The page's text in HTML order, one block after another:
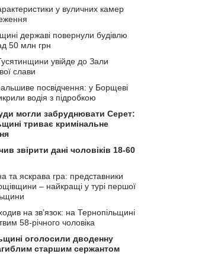
у вуличних камер
державі повернули будівлю
50 млн грн
увійде до Зали
слави
посвідчення: у Борщеві
водія з підробкою
могли забруднювати Серет:
триває кримінальне
звірити дані чоловіків 18-60
та яскрава гра: представники
– найкращі у турі першої
на зв’язок: на Тернопільщині
58-річного чоловіка
оголосили дводенну
старшим сержантом